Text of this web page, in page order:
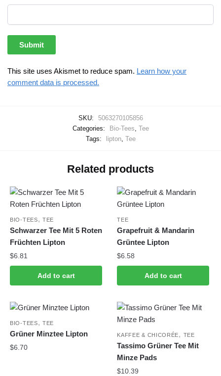
This site uses Akismet to reduce spam. Learn how your
comment data is processed.
SKU:
5063270105856
Categories:
Bio-Tees Tee
Tags:
lipton, Tee
Related products
BIO-TEES,TEE
Schwarzer Tee Mit 5 Roten
Früchten Lipton
$6.81
Add to cart
TEE
Grapefruit & Mandarin
Grüntee Lipton
$6.58
Add to cart
BIO-TEES,TEE
Grüner Minztee Lipton
$6.70
KAFFEE & CHICORÉE, TEE
Tassimo Grüner Tee Mit
Minze Pads
$10.39